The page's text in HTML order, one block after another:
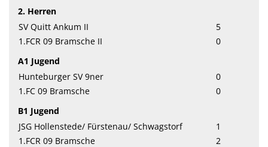
2. Herren
SV Quitt Ankum II
5
1.FCR 09 Bramsche II
0
A1 Jugend
Hunteburger SV 9ner
0
1.FC 09 Bramsche
0
B1 Jugend
JSG Hollenstede/ Fürstenau/ Schwagstorf
1
1.FCR 09 Bramsche
2